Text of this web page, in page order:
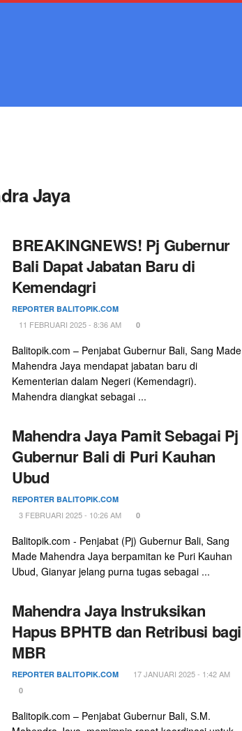
Jaya
BREAKINGNEWS! Pj Gubernur
Bali Dapat Jabatan Baru di
Kemendagri
REPORTER BALITOPIK.COM
11 FEBRUARI 2025 - 8:36 AM 0
Balitopik.com – Penjabat Gubernur Bali, Sang Made
Mahendra Jaya mendapat jabatan baru di
Kementerian dalam Negeri (Kemendagri).
Mahendra diangkat sebagai ...
Mahendra Jaya Pamit Sebagai Pj
Gubernur Bali di Puri Kauhan
Ubud
REPORTER BALITOPIK.COM
3 FEBRUARI 2025 - 10:26 AM 0
Balitopik.com - Penjabat (Pj) Gubernur Bali, Sang
Made Mahendra Jaya berpamitan ke Puri Kauhan
Ubud, Gianyar jelang purna tugas sebagai ...
Mahendra Jaya Instruksikan
Hapus BPHTB dan Retribusi bagi
MBR
REPORTER BALITOPIK.COM 17 JANUARI 2025 - 1:42 AM
0
Balitopik.com – Penjabat Gubernur Bali, S.M.